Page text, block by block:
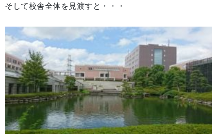
そして校舎全体を見渡すと・・・